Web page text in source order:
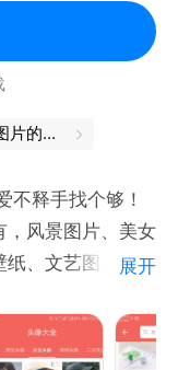
暖色调、冷色调
LR风格调色等效
同场景下的修图
、曝光、对比度、
锐化、色相等参
色，轻松打造胶
格。
查看图片的软件
不释手找个够！
，风景图片、美女
纸、文艺图片、文
个性头像、男生
头像、动漫头像、
展开